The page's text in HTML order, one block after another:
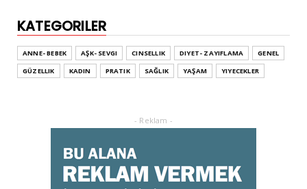
Leke ve çatlak tedavisinde radyofrekans
yöntemi
February 02, 2025
Dufold Etiketler Hakkında Bilgi
Doğru ayakkabı mutlu çocuk!
KATEGORILER
ANNE- BEBEK AŞK- SEVGI CINSELLIK DIYET- ZAYIFLAMA
GENEL
GÜZELLIK
KADIN PRATIK SAĞLIK YAŞAM YIYECEKLER
- Reklam -